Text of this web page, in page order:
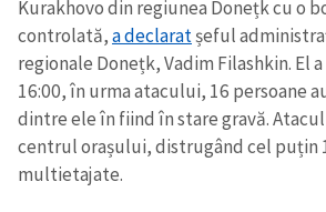
Kurakhovo din regiunea Donețk cu o
controlată,a declaratșeful
regionale Donețk, Vadim Filashkin. El
16:00, în urma atacului, 16 persoane
dintre ele în fiind în stare gravă.
centrul orașului, distrugând cel puțin
multietajate.